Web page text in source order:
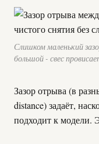
Слишком маленький
большой - свес
Зазор отрыва (в
distance) задаёт,
подходит к модели.